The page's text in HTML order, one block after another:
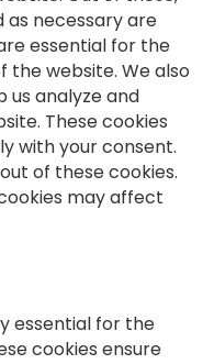
necessary are
essential for the
the website. We also
analyze and
These cookies
with your consent.
of these cookies.
may affect
essential for the
cookies ensure